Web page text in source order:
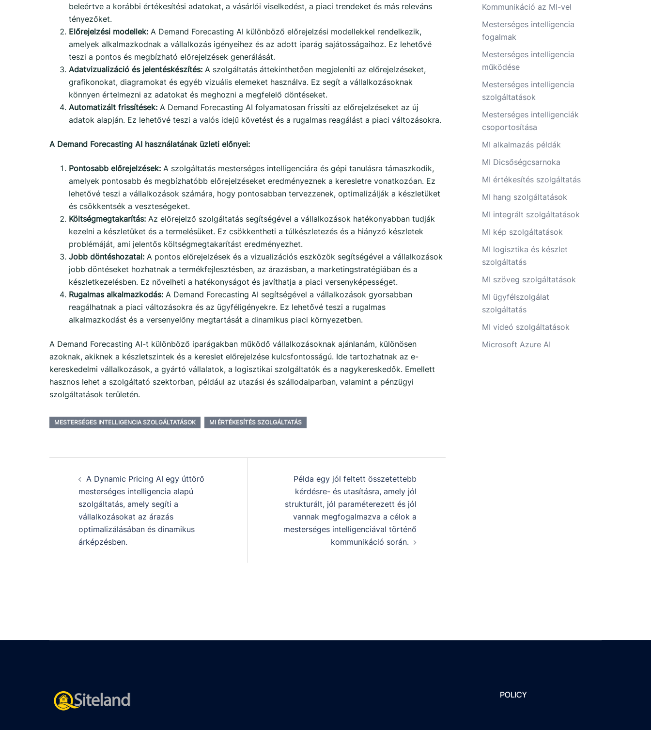
beleértve a korábbi értékesítési adatokat, a vásárlói viselkedést, a piaci trendeket és más releváns
tényezőket.
Előrejelzési modellek: A Demand Forecasting AI különböző előrejelzési modellekkel rendelkezik,
amelyek alkalmazkodnak a vállalkozás igényeihez és az adott iparág sajátosságaihoz. Ez lehetővé
teszi a pontos és megbízható előrejelzések generálását.
Adatvizualizáció és jelentéskészítés: A szolgáltatás áttekinthetően megjeleníti az előrejelzéseket,
grafikonokat, diagramokat és egyéb vizuális elemeket használva. Ez segít a vállalkozásoknak
könnyen értelmezni az adatokat és meghozni a megfelelő döntéseket.
Automatizált frissítések: A Demand Forecasting AI folyamatosan frissíti az előrejelzéseket az új
adatok alapján. Ez lehetővé teszi a valós idejű követést és a rugalmas reagálást a piaci változásokra.
A Demand Forecasting AI használatának üzleti előnyei:
Pontosabb előrejelzések: A szolgáltatás mesterséges intelligenciára és gépi tanulásra támaszkodik,
amelyek pontosabb és megbízhatóbb előrejelzéseket eredményeznek a keresletre vonatkozóan. Ez
lehetővé teszi a vállalkozások számára, hogy pontosabban tervezzenek, optimalizálják a készletüket
és csökkentsék a veszteségeket.
Költségmegtakarítás: Az előrejelző szolgáltatás segítségével a vállalkozások hatékonyabban tudják
kezelni a készletüket és a termelésüket. Ez csökkentheti a túlkészletezés és a hiányzó készletek
problémáját, ami jelentős költségmegtakarítást eredményezhet.
Jobb döntéshozatal: A pontos előrejelzések és a vizualizációs eszközök segítségével a vállalkozások
jobb döntéseket hozhatnak a termékfejlesztésben, az árazásban, a marketingstratégiában és a
készletkezelésben. Ez növelheti a hatékonyságot és javíthatja a piaci versenyképességet.
Rugalmas alkalmazkodás: A Demand Forecasting AI segítségével a vállalkozások gyorsabban
reagálhatnak a piaci változásokra és az ügyféligényekre. Ez lehetővé teszi a rugalmas
alkalmazkodást és a versenyelőny megtartását a dinamikus piaci környezetben.
A Demand Forecasting AI-t különböző iparágakban működő vállalkozásoknak ajánlanám, különösen
azoknak, akiknek a készletszintek és a kereslet előrejelzése kulcsfontosságú. Ide tartozhatnak az e-
kereskedelmi vállalkozások, a gyártó vállalatok, a logisztikai szolgáltatók és a nagykereskedők. Emellett
hasznos lehet a szolgáltató szektorban, például az utazási és szállodaiparban, valamint a pénzügyi
szolgáltatások területén.
MESTERSÉGES INTELLIGENCIA SZOLGÁLTATÁSOK MI ÉRTÉKESÍTÉS SZOLGÁLTATÁS
A Dynamic Pricing AI egy úttörő
mesterséges intelligencia alapú
szolgáltatás, amely segíti a
vállalkozásokat az árazás
optimalizálásában és dinamikus
árképzésben.
Példa egy jól feltett összetettebb
kérdésre- és utasításra, amely jól
strukturált, jól paraméterezett és jól
vannak megfogalmazva a célok a
mesterséges intelligenciával történő
kommunikáció során.
Kommunikáció az MI-vel
Mesterséges intelligencia
fogalmak
Mesterséges intelligencia
működése
Mesterséges intelligencia
szolgáltatások
Mesterséges intelligenciák
csoportosítása
MI alkalmazás példák
MI Dicsőségcsarnoka
MI értékesítés szolgáltatás
MI hang szolgáltatások
MI integrált szolgáltatások
MI kép szolgáltatások
MI logisztika és készlet
szolgáltatás
MI szöveg szolgáltatások
MI ügyfélszolgálat
szolgáltatás
MI videó szolgáltatások
Microsoft Azure AI
POLICY